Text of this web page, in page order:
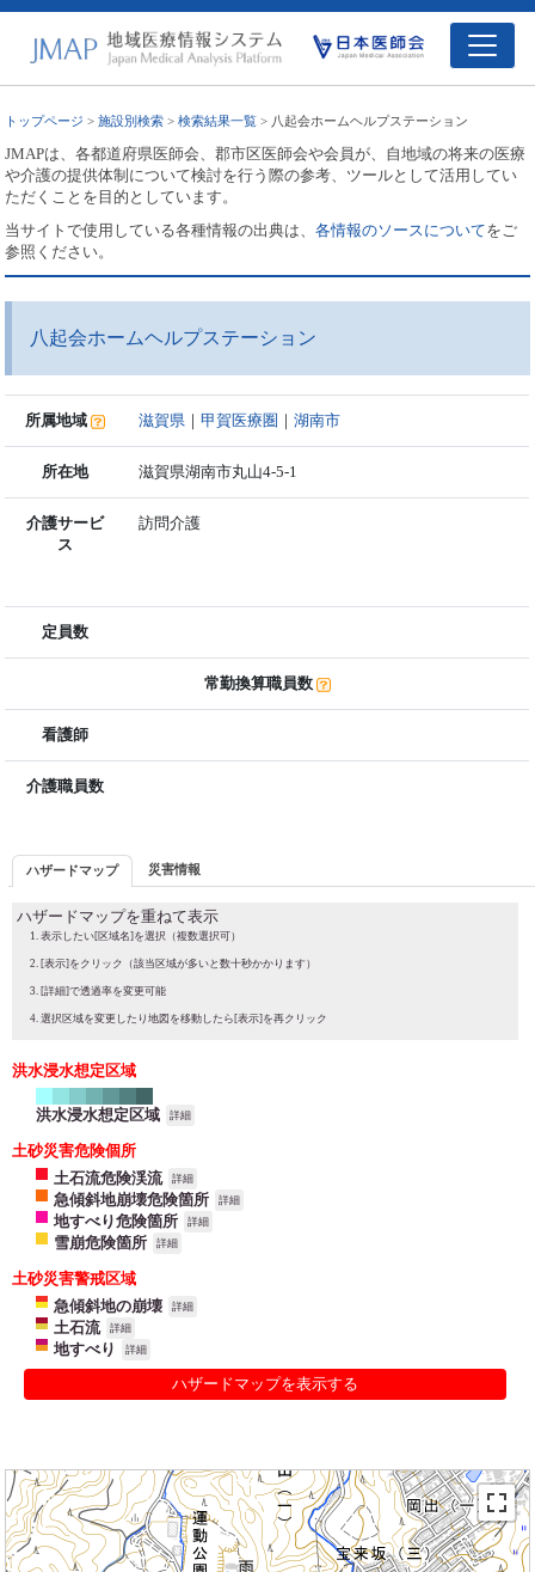
トップページ >施設別検索 >検索結果一覧 > 八起会ホームヘルプステーション
JMAPは、各都道府県医師会、郡市区医師会や会員が、自地域の将来の医療
や介護の提供体制について検討を行う際の参考、ツールとして活用してい
ただくことを目的としています。
当サイトで使用している各種情報の出典は、各情報のソースについてをご
参照ください。
八起会ホームヘルプステーション
所属地域 滋賀県 ｜甲賀医療圏 ｜湖南市
所在地 滋賀県湖南市丸山4-5-1
介護サービ
ス
訪問介護
定員数
常勤換算職員数
看護師
介護職員数
ハザードマップ 災害情報
ハザードマップを重ねて表示
表示したい[区域名]を選択（複数選択可）
[表示]をクリック（該当区域が多いと数十秒かかります）
[詳細]で透過率を変更可能
選択区域を変更したり地図を移動したら[表示]を再クリック
洪水浸水想定区域
洪水浸水想定区域 詳細
土砂災害危険個所
土石流危険渓流
詳細
急傾斜地崩壊危険箇所 詳細
地すべり危険箇所 詳細
雪崩危険箇所 詳細
土砂災害警戒区域
急傾斜地の崩壊
詳細
土石流 詳細
地すべり 詳細
ハザードマップを表示する